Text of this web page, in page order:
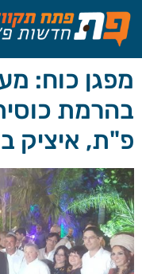
לתוכן
בהרמת
פ"ת, איציק